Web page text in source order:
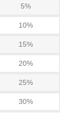
5%
10%
15%
20%
25%
30%